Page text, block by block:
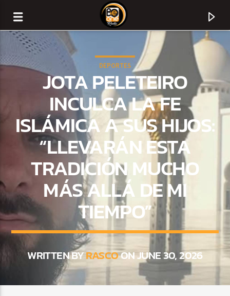
CURRENT TRACK
TITLE
ARTIST
CURRENT SHOW
SALSA MATUTINA
DEPORTES
JOTA PELETEIRO
INCULCA LA FE
ISLÁMICA A SUS HIJOS:
“LLEVARÁN ESTA
TRADICIÓN MUCHO
MÁS ALLÁ DE MI
TIEMPO”
WRITTEN BYRASCOON JUNE 30, 2026